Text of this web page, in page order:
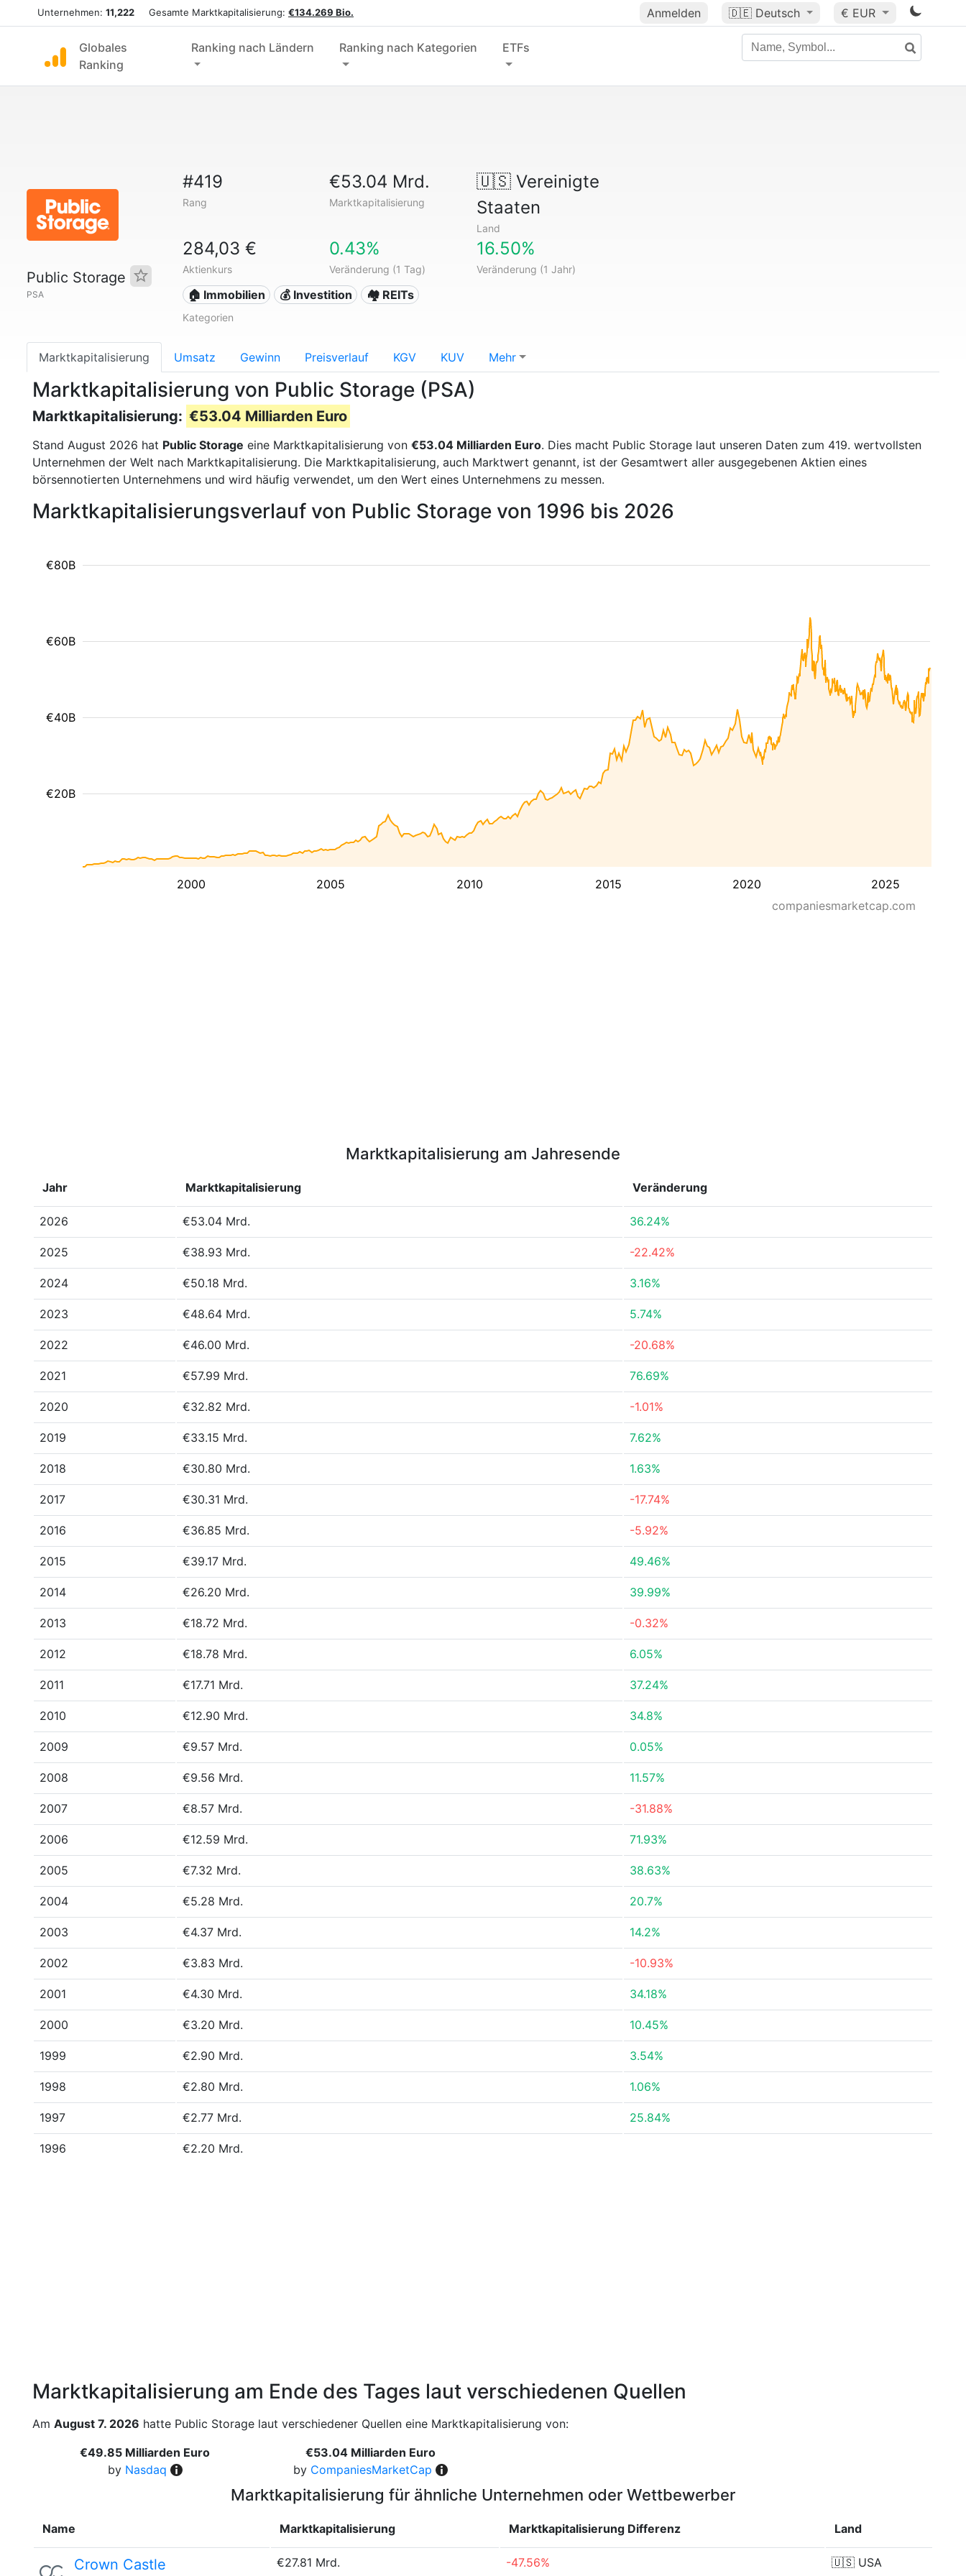
Unternehmen: 11,222 Gesamte Marktkapitalisierung: €134.269 Bio. Anmelden 🇩🇪 Deutsch € EUR
Globales
Ranking
Ranking nach Ländern Ranking nach Kategorien ETFs
Public Storage
PSA
#419
Rang
€53.04 Mrd.
Marktkapitalisierung
🇺🇸Vereinigte
Staaten
Land
284,03 €
Aktienkurs
0.43%
Veränderung (1 Tag)
16.50%
Veränderung (1 Jahr)
🏠 Immobilien 💰 Investition 🏘️ REITs
Kategorien
Marktkapitalisierung Umsatz Gewinn Preisverlauf KGV KUV Mehr
Marktkapitalisierung von Public Storage (PSA)
Marktkapitalisierung: €53.04 Milliarden Euro
Stand August 2026 hat Public Storage eine Marktkapitalisierung von €53.04 Milliarden Euro. Dies macht Public Storage laut unseren Daten zum 419. wertvollsten
Unternehmen der Welt nach Marktkapitalisierung. Die Marktkapitalisierung, auch Marktwert genannt, ist der Gesamtwert aller ausgegebenen Aktien eines
börsennotierten Unternehmens und wird häufig verwendet, um den Wert eines Unternehmens zu messen.
Marktkapitalisierungsverlauf von Public Storage von 1996 bis 2026
2000 2005 2010 2015 2020 2025
€20B
€40B
€60B
€80B
companiesmarketcap.com
Marktkapitalisierung am Jahresende
Jahr Marktkapitalisierung Veränderung
2026 €53.04 Mrd. 36.24%
2025 €38.93 Mrd. -22.42%
2024 €50.18 Mrd. 3.16%
2023 €48.64 Mrd. 5.74%
2022 €46.00 Mrd. -20.68%
2021 €57.99 Mrd. 76.69%
2020 €32.82 Mrd. -1.01%
2019 €33.15 Mrd. 7.62%
2018 €30.80 Mrd. 1.63%
2017 €30.31 Mrd. -17.74%
2016 €36.85 Mrd. -5.92%
2015 €39.17 Mrd. 49.46%
2014 €26.20 Mrd. 39.99%
2013 €18.72 Mrd. -0.32%
2012 €18.78 Mrd. 6.05%
2011 €17.71 Mrd. 37.24%
2010 €12.90 Mrd. 34.8%
2009 €9.57 Mrd. 0.05%
2008 €9.56 Mrd. 11.57%
2007 €8.57 Mrd. -31.88%
2006 €12.59 Mrd. 71.93%
2005 €7.32 Mrd. 38.63%
2004 €5.28 Mrd. 20.7%
2003 €4.37 Mrd. 14.2%
2002 €3.83 Mrd. -10.93%
2001 €4.30 Mrd. 34.18%
2000 €3.20 Mrd. 10.45%
1999 €2.90 Mrd. 3.54%
1998 €2.80 Mrd. 1.06%
1997 €2.77 Mrd. 25.84%
1996 €2.20 Mrd.
Marktkapitalisierung am Ende des Tages laut verschiedenen Quellen
Am August 7. 2026 hatte Public Storage laut verschiedener Quellen eine Marktkapitalisierung von:
€49.85 Milliarden Euro
by Nasdaq
€53.04 Milliarden Euro
by CompaniesMarketCap
Marktkapitalisierung für ähnliche Unternehmen oder Wettbewerber
Name Marktkapitalisierung Marktkapitalisierung Differenz Land
Crown Castle €27.81 Mrd. -47.56% 🇺🇸 USA